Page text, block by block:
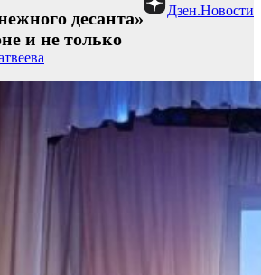
Дзен.Новости
десанта»
и не только